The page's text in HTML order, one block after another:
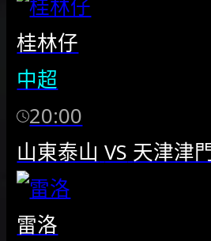
桂林仔
中超
20:00
山東泰山 VS 天津津
雷洛